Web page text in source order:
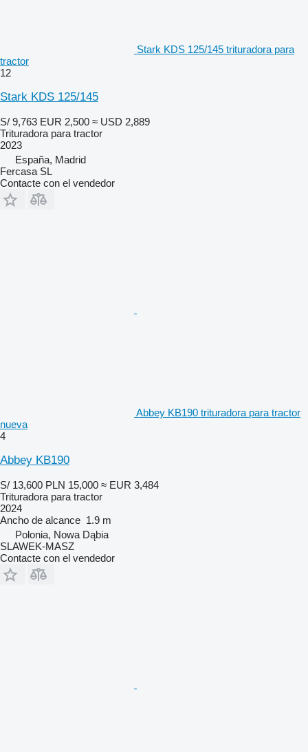
Stark KDS 125/145 trituradora para
tractor
12
Stark KDS 125/145
S/ 9,763 EUR 2,500 ≈ USD 2,889
Trituradora para tractor
2023
España, Madrid
Fercasa SL
Contacte con el vendedor
Abbey KB190 trituradora para tractor
nueva
4
Abbey KB190
S/ 13,600 PLN 15,000 ≈ EUR 3,484
Trituradora para tractor
2024
Ancho de alcance 1.9 m
Polonia, Nowa Dąbia
SLAWEK-MASZ
Contacte con el vendedor